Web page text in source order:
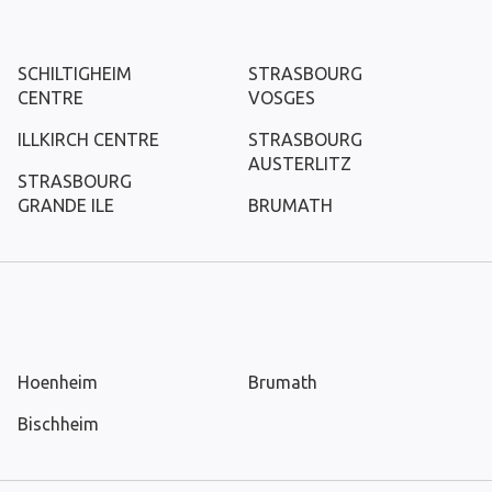
SCHILTIGHEIM
CENTRE
ILLKIRCH CENTRE
STRASBOURG
GRANDE ILE
STRASBOURG
VOSGES
STRASBOURG
AUSTERLITZ
BRUMATH
Hoenheim
Bischheim
Brumath